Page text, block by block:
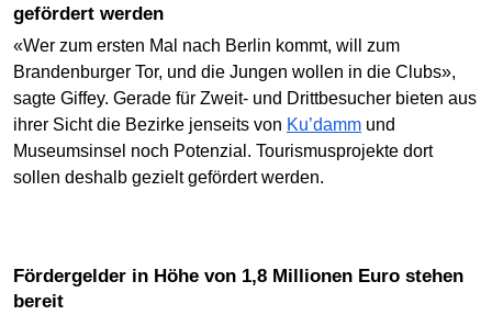
gefördert werden
«Wer zum ersten Mal nach Berlin kommt, will zum
Brandenburger Tor, und die Jungen wollen in die Clubs»,
sagte Giffey. Gerade für Zweit- und Drittbesucher bieten aus
ihrer Sicht die Bezirke jenseits von Ku’damm und
Museumsinsel noch Potenzial. Tourismusprojekte dort
sollen deshalb gezielt gefördert werden.
Fördergelder in Höhe von 1,8 Millionen Euro stehen
bereit